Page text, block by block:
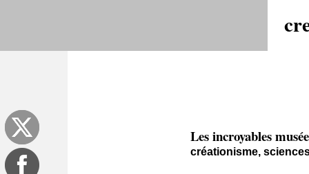
Les incroyables
créationisme,